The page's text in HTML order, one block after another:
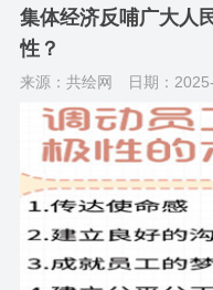
集体经济反哺广大人
性？
来源：共绘网 日期：